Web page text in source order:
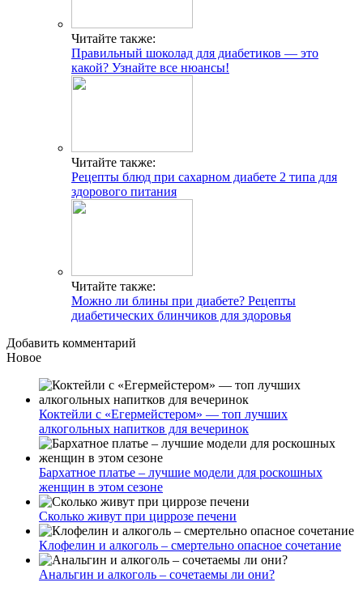
Читайте также:
Правильный шоколад для диабетиков — это
какой? Узнайте все нюансы!
Читайте также:
Рецепты блюд при сахарном диабете 2 типа для
здорового питания
Читайте также:
Можно ли блины при диабете? Рецепты
диабетических блинчиков для здоровья
Добавить комментарий
Новое
Коктейли с «Егермейстером» — топ лучших
алкогольных напитков для вечеринок
Бархатное платье – лучшие модели для роскошных
женщин в этом сезоне
Сколько живут при циррозе печени
Клофелин и алкоголь – смертельно опасное сочетание
Анальгин и алкоголь – сочетаемы ли они?